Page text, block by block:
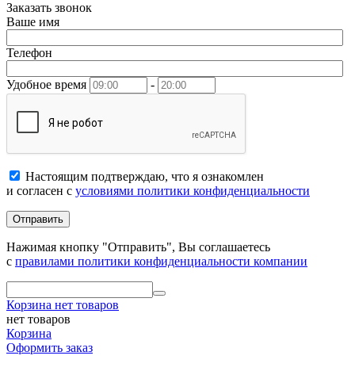
Заказать звонок
Ваше имя
Телефон
Удобное время -
Настоящим подтверждаю, что я ознакомлен
и согласен с условиями политики конфиденциальности
Отправить
Нажимая кнопку "Отправить", Вы соглашаетесь
с правилами политики конфиденциальности компании
Корзина нет товаров
нет товаров
Корзина
Оформить заказ